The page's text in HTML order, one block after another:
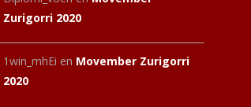
Zurigorri 2020
1win_mhEi en Movember Zurigorri
2020